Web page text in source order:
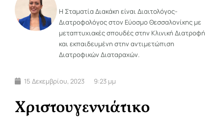
Η Σταματία Διακάκη είναι Διαιτολόγος-
Διατροφολόγος στον Εύοσμο Θεσσαλονίκης με
μεταπτυχιακές σπουδές στην Κλινική Διατροφή
και εκπαιδευμένη στην αντιμετώπιση
Διατροφικών Διαταραχών.
15 Δεκεμβρίου, 2023 9:23 μμ
Χριστουγεννιάτικο